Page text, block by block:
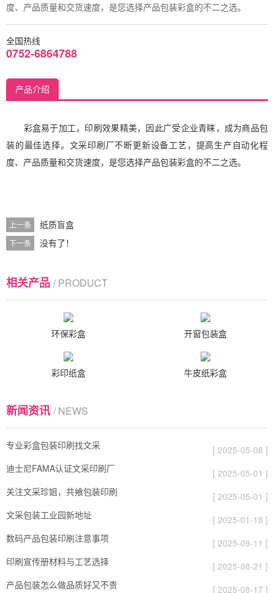
度、产品质量和交货速度，是您选择产品包装彩盒的不二之选。
全国热线
0752-6864788
产品介绍
彩盒易于加工，印刷效果精美，因此广受企业青睐，成为商品包
装的最佳选择。 文采印刷厂不断更新设备工艺，提高生产自动化程
度、产品质量和交货速度，是您选择产品包装彩盒的不二之选。
上一条 纸质盲盒
下一条 没有了！
相关产品 / PRODUCT
环保彩盒 开窗包装盒
彩印纸盒 牛皮纸彩盒
新闻资讯 / NEWS
专业彩盒包装印刷找文采
[ 2025-05-08 ]
迪士尼FAMA认证文采印刷厂
[ 2025-05-01 ]
关注文采珍姐，共飨包装印刷
[ 2025-05-01 ]
文采包装工业园新地址
[ 2025-01-18 ]
数码产品包装印刷注意事项
[ 2025-09-11 ]
印刷宣传册材料与工艺选择
[ 2025-08-21 ]
产品包装怎么做品质好又不贵
[ 2025-08-17 ]